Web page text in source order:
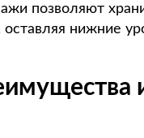
позволяют
оставляя нижние